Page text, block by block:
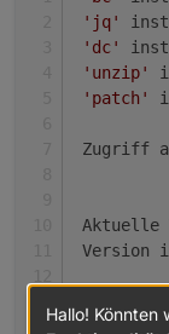
./
Update
einer
'jq'
'dc'
'unzip'
'patch'
Zugriff
Aktuelle
Version
Hallo! Könnten